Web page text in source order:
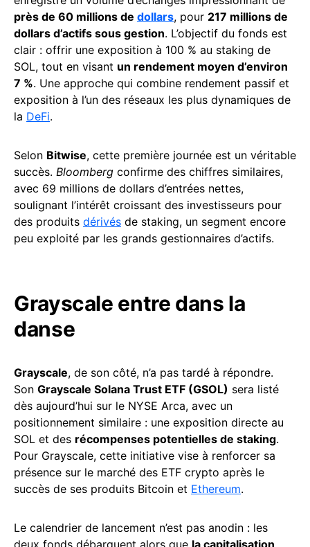
près de 60 millions de dollars, pour 217 millions de
dollars d’actifs sous gestion. L’objectif du fonds est
clair : offrir une exposition à 100 % au staking de
SOL, tout en visant un rendement moyen d’environ
7 %. Une approche qui combine rendement passif et
exposition à l’un des réseaux les plus dynamiques de
la DeFi.
Selon Bitwise, cette première journée est un véritable
succès. Bloomberg confirme des chiffres similaires,
avec 69 millions de dollars d’entrées nettes,
soulignant l’intérêt croissant des investisseurs pour
des produits dérivés de staking, un segment encore
peu exploité par les grands gestionnaires d’actifs.
Grayscale entre dans la
danse
Grayscale, de son côté, n’a pas tardé à répondre.
Son Grayscale Solana Trust ETF (GSOL) sera listé
dès aujourd’hui sur le NYSE Arca, avec un
positionnement similaire : une exposition directe au
SOL et des récompenses potentielles de staking.
Pour Grayscale, cette initiative vise à renforcer sa
présence sur le marché des ETF crypto après le
succès de ses produits Bitcoin et Ethereum.
Le calendrier de lancement n’est pas anodin : les